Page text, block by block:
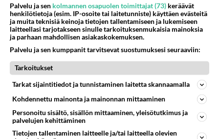
edetä vauhdilla. Siinähän se selviää mitä kumpikin
haluaa.
Ei kiitos enää minkäälaista suhdetta minulle,
minkään ikäisen kanssa koskaan!
Äänestä
Anonyymi00008
2026-06-03 23:14:02
Rakkaus ja himo kuuluvat yhteen ainakin
Palvelu ja sen kolmannen osapuolen toimittajat (73) keräävät
henkilötietoja (esim. IP-osoite tai laitetunniste) käyttäen evästeitä
ja muita teknisiä keinoja tietojen tallentamiseen ja lukemiseen
laitteellasi tarjotakseen sinulle tarkoituksenmukaisia mainoksia
ja parhaan mahdollisen asiakaskokemuksen.
Palvelu ja sen kumppanit tarvitsevat suostumuksesi seuraaviin:
Tarkoitukset
Tarkat sijaintitiedot ja tunnistaminen laitetta skannaamalla
Kohdennettu mainonta ja mainonnan mittaaminen
Personoitu sisältö, sisällön mittaaminen, yleisötutkimus ja
palvelujen kehittäminen
Tietojen tallentaminen laitteelle ja/tai laitteella olevien